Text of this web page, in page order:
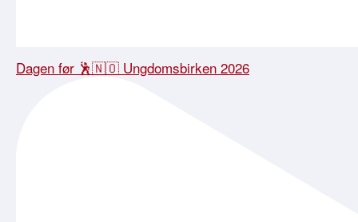
Dagen før 🕺🇳🇴 Ungdomsbirken 2026